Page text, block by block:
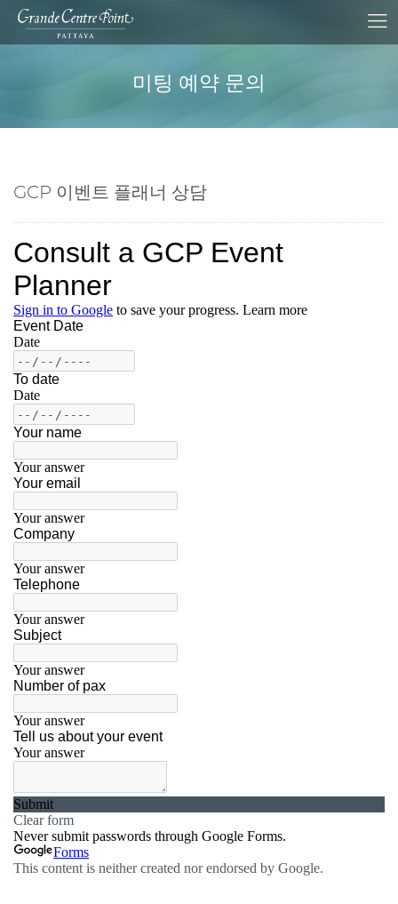
미팅 예약 문의
GCP 이벤트 플래너 상담